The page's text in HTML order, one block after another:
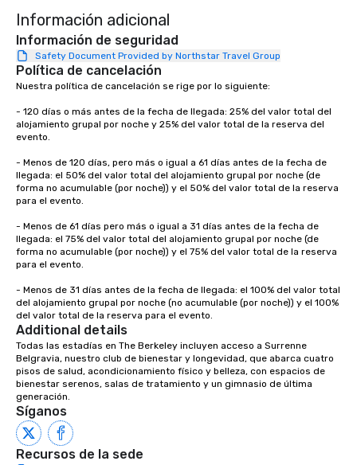
Información adicional
Información de seguridad
Safety Document Provided by Northstar Travel Group
Política de cancelación
Nuestra política de cancelación se rige por lo siguiente:
- 120 días o más antes de la fecha de llegada: 25% del valor total del
alojamiento grupal por noche y 25% del valor total de la reserva del
evento.
- Menos de 120 días, pero más o igual a 61 días antes de la fecha de
llegada: el 50% del valor total del alojamiento grupal por noche (de
forma no acumulable (por noche)) y el 50% del valor total de la reserva
para el evento.
- Menos de 61 días pero más o igual a 31 días antes de la fecha de
llegada: el 75% del valor total del alojamiento grupal por noche (de
forma no acumulable (por noche)) y el 75% del valor total de la reserva
para el evento.
- Menos de 31 días antes de la fecha de llegada: el 100% del valor total
del alojamiento grupal por noche (no acumulable (por noche)) y el 100%
del valor total de la reserva para el evento.
Additional details
Todas las estadías en The Berkeley incluyen acceso a Surrenne
Belgravia, nuestro club de bienestar y longevidad, que abarca cuatro
pisos de salud, acondicionamiento físico y belleza, con espacios de
bienestar serenos, salas de tratamiento y un gimnasio de última
generación.
Síganos
Recursos de la sede